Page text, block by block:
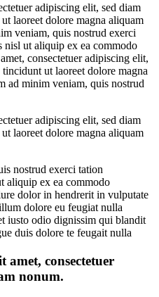
adipiscing elit, sed diam
laoreet dolore magna aliquam
veniam, quis nostrud exerci
ut aliquip ex ea commodo
consectetuer adipiscing elit,
ut laoreet dolore magna
ad minim veniam, quis nostrud
adipiscing elit, sed diam
laoreet dolore magna aliquam
nostrud exerci tation
aliquip ex ea commodo
dolor in hendrerit in vulputate
dolore eu feugiat nulla
iusto odio dignissim qui blandit
duis dolore te feugait nulla
amet, consectetuer
nonum.